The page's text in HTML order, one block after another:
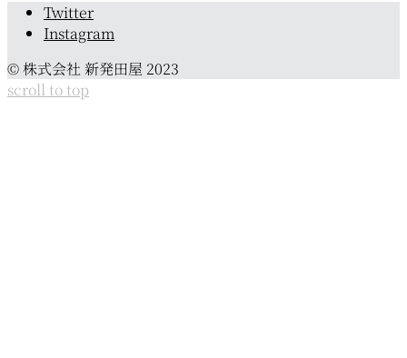
Twitter
Instagram
© 株式会社 新発田屋 2023
scroll to top